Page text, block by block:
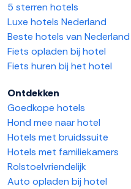
5 sterren hotels
Luxe hotels Nederland
Beste hotels van Nederland
Fiets opladen bij hotel
Fiets huren bij het hotel
Ontdekken
Goedkope hotels
Hond mee naar hotel
Hotels met bruidssuite
Hotels met familiekamers
Rolstoelvriendelijk
Auto opladen bij hotel